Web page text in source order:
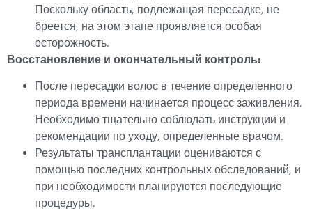
Поскольку область, подлежащая пересадке, не
бреется, на этом этапе проявляется особая
осторожность.
Восстановление и окончательный контроль:
После пересадки волос в течение определенного
периода времени начинается процесс заживления.
Необходимо тщательно соблюдать инструкции и
рекомендации по уходу, определенные врачом.
Результаты трансплантации оцениваются с
помощью последних контрольных обследований, и
при необходимости планируются последующие
процедуры.